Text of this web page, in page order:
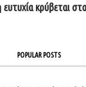
κρύβεται στα
POPULAR POSTS